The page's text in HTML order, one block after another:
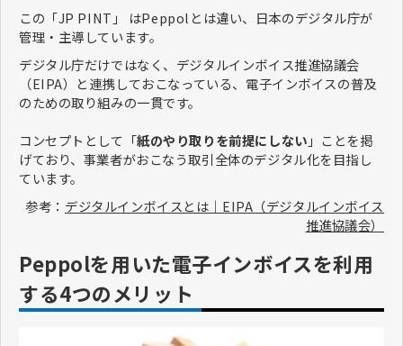
この「JP PINT」 はPeppolとは違い、日本のデジタル庁が
管理・主導しています。
デジタル庁だけではなく、デジタルインボイス推進協議会
（EIPA）と連携しておこなっている、電子インボイスの普及
のための取り組みの一貫です。
コンセプトとして「紙のやり取りを前提にしない 」ことを掲
げており、事業者がおこなう取引全体のデジタル化を目指し
ています。
参考： デジタルインボイスとは｜EIPA（デジタルインボイス
推進協議会）
Peppolを用いた電子インボイスを利用
する4つのメリット